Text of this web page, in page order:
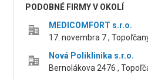
PODOBNÉ FIRMY V OKOLÍ
MEDICOMFORT s.r.o.
17. novembra 7 ,
Nová Poliklinika s.r.o.
Bernolákova 2476 ,